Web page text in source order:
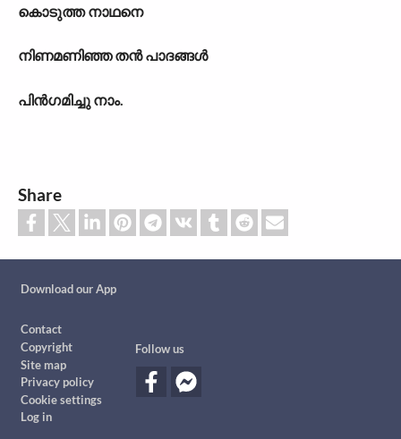
കൊടുത്ത നാഥനെ
നിണമണിഞ്ഞ തൻ പാദങ്ങൾ
പിൻഗമിച്ചു നാം.
Share
Download our App
Footer
Contact
Copyright
Site map
Privacy policy
Cookie settings
Log in
Follow us